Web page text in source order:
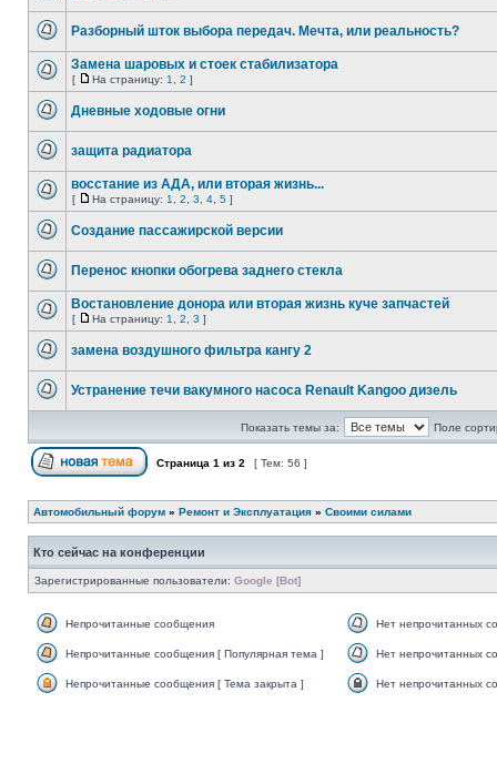
Разборный шток выбора передач. Мечта, или реальность?
Замена шаровых и стоек стабилизатора
[ На страницу: 1 2 ]
Дневные ходовые огни
защита радиатора
восстание из АДА, или вторая жизнь...
[ На страницу: 1 2 3 4 5 ]
Создание пассажирской версии
Перенос кнопки обогрева заднего стекла
Востановление донора или вторая жизнь куче запчастей
[ На страницу: 1 2 3 ]
замена воздушного фильтра кангу 2
Устранение течи вакумного насоса Renault Kangoo дизель
Показать темы за: Поле
Страница 1 из 2 [ Тем: 56 ]
Автомобильный форум » Ремонт и Эксплуатация » Своими силами
Кто сейчас на конференции
Зарегистрированные пользователи: Google [Bot]
Непрочитанные сообщения Нет непрочитанных
Непрочитанные сообщения [ Популярная тема ] Нет непрочитанных
Непрочитанные сообщения [ Тема закрыта ] Нет непрочитанных